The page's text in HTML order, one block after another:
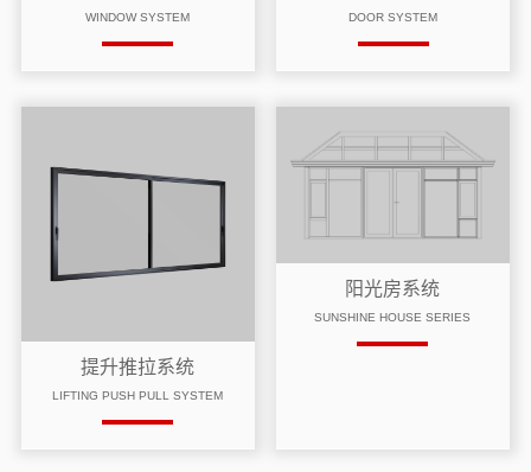
WINDOW SYSTEM DOOR SYSTEM
提升推拉系统
LIFTING PUSH PULL SYSTEM
阳光房系统
SUNSHINE HOUSE SERIES